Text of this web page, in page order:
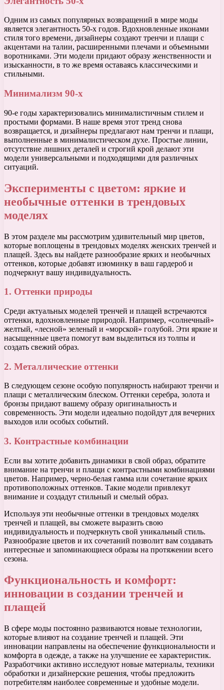
Одним из самых популярных возвращений в мире моды
является элегантность 50-х годов. Вдохновленные иконами
стиля того времени, дизайнеры создают тренчи и плащи с
акцентами на талии, расширенными плечами и объемными
воротниками. Эти модели придают образу женственности и
изысканности, в то же время оставаясь классическими и
стильными.
Минимализм 90-х
90-е годы характеризовались минималистичным стилем и
простыми формами. В наше время этот тренд снова
возвращается, и дизайнеры предлагают нам тренчи и плащи,
выполненные в минималистическом духе. Простые линии,
отсутствие лишних деталей и строгий крой делают эти
модели универсальными и подходящими для различных
ситуаций.
Эксперименты с цветом: яркие и
необычные оттенки в трендовых
моделях
В этом разделе мы рассмотрим удивительный мир цветов,
которые воплощены в трендовых моделях женских тренчей и
плащей. Здесь вы найдете разнообразие ярких и необычных
оттенков, которые добавят изюминку в ваш гардероб и
подчеркнут вашу индивидуальность.
1. Оттенки природы
Среди актуальных моделей тренчей и плащей встречаются
оттенки, вдохновленные природой. Например, «солнечный»
желтый, «лесной» зеленый и «морской» голубой. Эти яркие и
насыщенные цвета помогут вам выделиться из толпы и
создать свежий образ.
2. Металлические оттенки
В следующем сезоне особую популярность набирают тренчи и
плащи с металлическим блеском. Оттенки серебра, золота и
бронзы придают вашему образу оригинальность и
современность. Эти модели идеально подойдут для вечерних
выходов или особых событий.
3. Контрастные комбинации
Если вы хотите добавить динамики в свой образ, обратите
внимание на тренчи и плащи с контрастными комбинациями
цветов. Например, черно-белая гамма или сочетание ярких
противоположных оттенков. Такие модели привлекут
внимание и создадут стильный и смелый образ.
Используя эти необычные оттенки в трендовых моделях
тренчей и плащей, вы сможете выразить свою
индивидуальность и подчеркнуть свой уникальный стиль.
Разнообразие цветов и их сочетаний позволит вам создавать
интересные и запоминающиеся образы на протяжении всего
сезона.
Функциональность и комфорт:
инновации в создании тренчей и
плащей
В сфере моды постоянно развиваются новые технологии,
которые влияют на создание тренчей и плащей. Эти
инновации направлены на обеспечение функциональности и
комфорта в одежде, а также на улучшение ее характеристик.
Разработчики активно исследуют новые материалы, техники
обработки и дизайнерские решения, чтобы предложить
потребителям наиболее современные и удобные модели.